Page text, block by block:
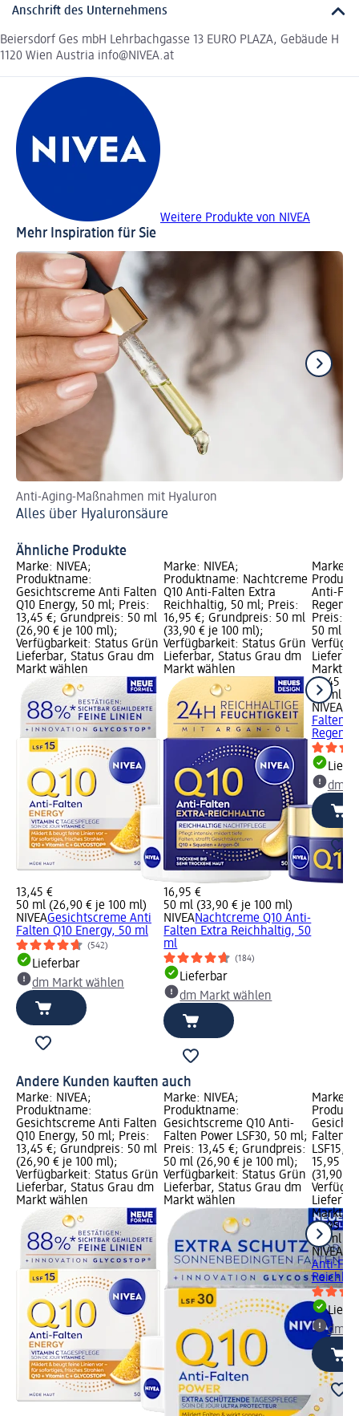
Anschrift des Unternehmens
Beiersdorf Ges mbH Lehrbachgasse 13 EURO PLAZA, Gebäude H
1120 Wien Austria info@NIVEA.at
Weitere Produkte von NIVEA
Mehr Inspiration für Sie
Anti-Aging-Maßnahmen mit Hyaluron
Alles über Hyaluronsäure
Ähnliche Produkte
Marke: NIVEA;
Produktname:
Gesichtscreme Anti Falten
Q10 Energy, 50 ml; Preis:
13,45 €; Grundpreis: 50 ml
(26,90 € je 100 ml);
Verfügbarkeit: Status Grün
Lieferbar, Status Grau dm
Markt wählen
13,45 €
50 ml (26,90 € je 100 ml)
NIVEAGesichtscreme Anti
Falten Q10 Energy, 50 ml
(542)
Lieferbar
dm Markt wählen
Marke: NIVEA;
Produktname: Nachtcreme
Q10 Anti-Falten Extra
Reichhaltig, 50 ml; Preis:
16,95 €; Grundpreis: 50 ml
(33,90 € je 100 ml);
Verfügbarkeit: Status Grün
Lieferbar, Status Grau dm
Markt wählen
16,95 €
50 ml (33,90 € je 100 ml)
NIVEANachtcreme Q10 Anti-
Falten Extra Reichhaltig, 50
ml
(184)
Lieferbar
dm Markt wählen
Marke:
Anti-
Preis:
50 ml
Markt
14,45 €
50 ml
NIVEA
Falten
dm
Andere Kunden kauften auch
Marke: NIVEA;
Produktname:
Gesichtscreme Anti Falten
Q10 Energy, 50 ml; Preis:
13,45 €; Grundpreis: 50 ml
(26,90 € je 100 ml);
Verfügbarkeit: Status Grün
Lieferbar, Status Grau dm
Markt wählen
Marke: NIVEA;
Produktname:
Gesichtscreme Q10 Anti-
Falten Power LSF30, 50 ml;
Preis: 13,45 €; Grundpreis:
50 ml (26,90 € je 100 ml);
Verfügbarkeit: Status Grün
Lieferbar, Status Grau dm
Markt wählen
Marke:
Falten
LSF15,
15,95 €;
(31,90 €
Markt
15,95 €
50 ml
NIVEA
Anti-
dm